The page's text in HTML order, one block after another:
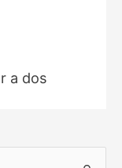
a dos